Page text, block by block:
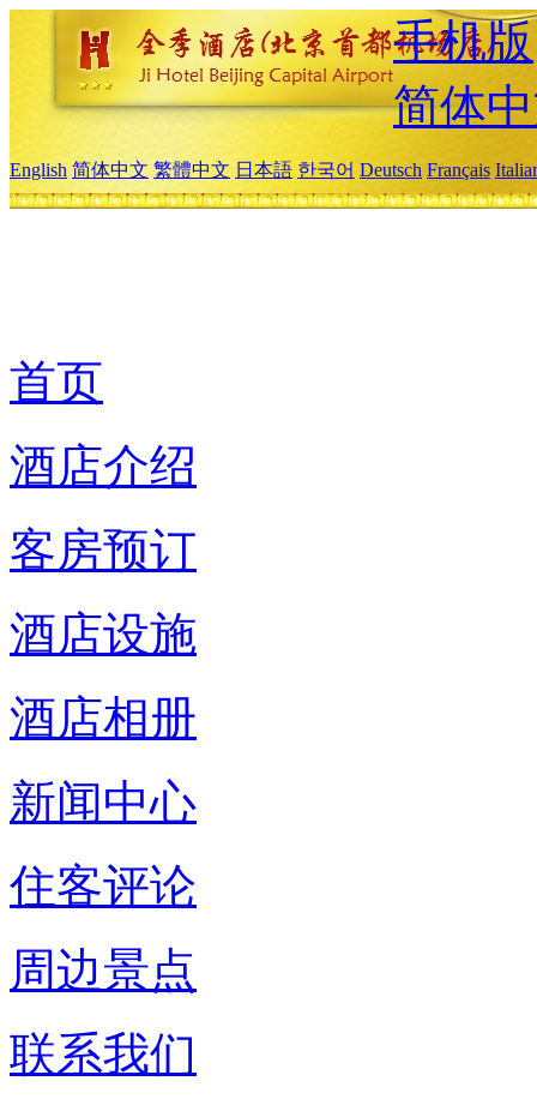
手机版
简体
English 简体中文 繁體中文 日本語 한국어 Deutsch Français
首页
酒店介绍
客房预订
酒店设施
酒店相册
新闻中心
住客评论
周边景点
联系我们